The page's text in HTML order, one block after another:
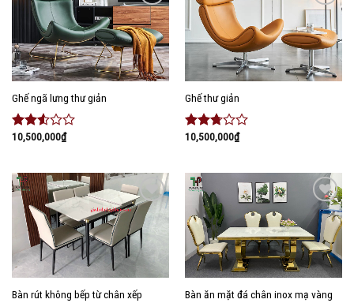
Add to
wishlist
Ghế ngã lưng thư giản
Được
2.41
5 sao
10,500,000₫
Add to
wishlist
Ghế thư giản
Được
2.54
5 sao
10,500,000₫
Add to
wishlist
Bàn rút không bếp từ chân xếp
Add to
wishlist
Bàn ăn mặt đá chân inox mạ vàng